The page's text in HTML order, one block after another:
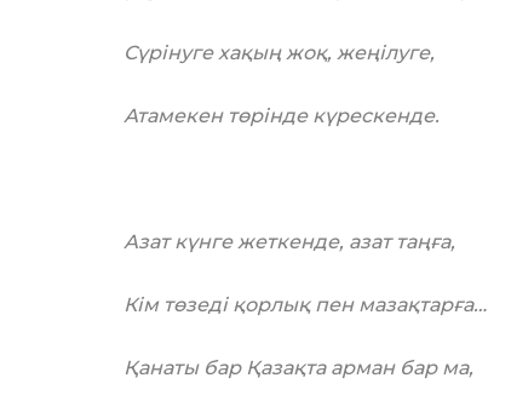
Сүрінуге хақың жоқ, жеңілуге,
Атамекен төрінде күрескенде.
Азат күнге жеткенде, азат таңға,
Кім төзеді қорлық пен мазақтарға…
Қанаты бар Қазақта арман бар ма,